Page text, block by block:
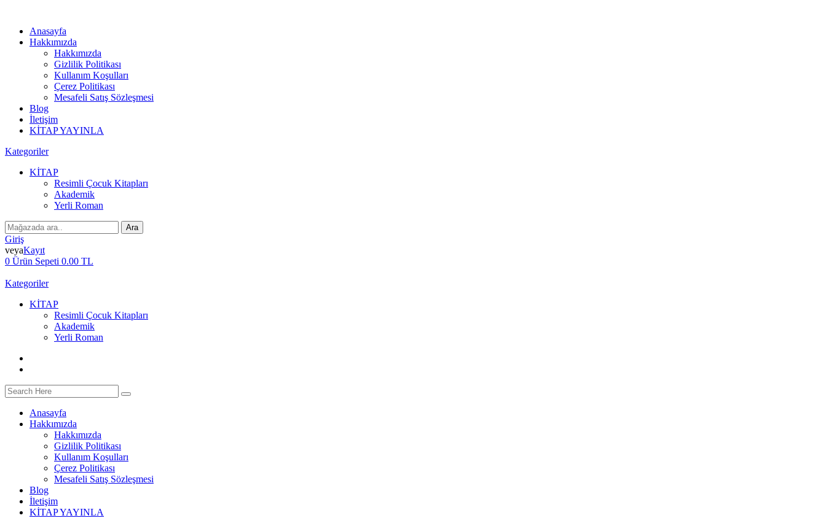
Anasayfa
Hakkımızda
Hakkımızda
Gizlilik Politikası
Kullanım Koşulları
Çerez Politikası
Mesafeli Satış Sözleşmesi
Blog
İletişim
KİTAP YAYINLA
Kategoriler
KİTAP
Resimli Çocuk Kitapları
Akademik
Yerli Roman
Ara
Giriş
veyaKayıt
0 Ürün Sepeti 0.00 TL
Kategoriler
KİTAP
Resimli Çocuk Kitapları
Akademik
Yerli Roman
Anasayfa
Hakkımızda
Hakkımızda
Gizlilik Politikası
Kullanım Koşulları
Çerez Politikası
Mesafeli Satış Sözleşmesi
Blog
İletişim
KİTAP YAYINLA